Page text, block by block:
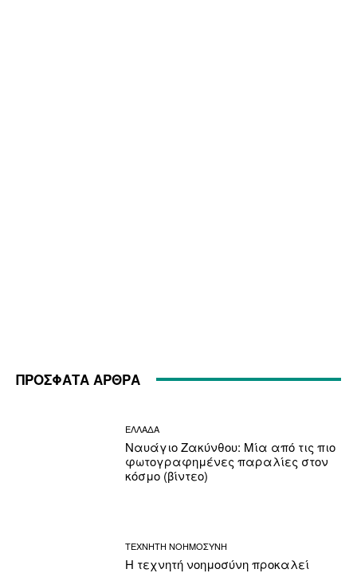
ΠΡΟΣΦΑΤΑ ΑΡΘΡΑ
ΕΛΛΑΔΑ
Ναυάγιο Ζακύνθου: Μία από τις πιο
φωτογραφημένες παραλίες στον
κόσμο (βίντεο)
ΤΕΧΝΗΤΗ ΝΟΗΜΟΣΥΝΗ
Η τεχνητή νοημοσύνη προκαλεί